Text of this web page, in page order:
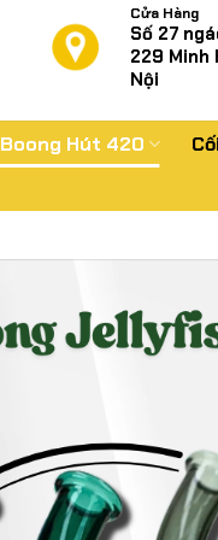
Cửa Hàng
Số 27
229 Minh
Nội
Boong Hút 420